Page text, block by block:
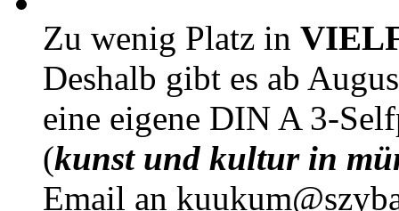
Zu wenig Platz in
Deshalb gibt es ab
eine eigene DIN A 3-
(kunst und kultur in
Email an